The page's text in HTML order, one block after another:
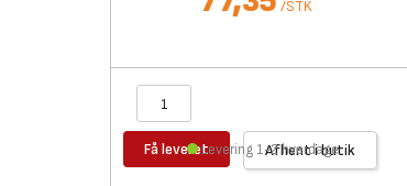
/STK
Få leveret Afhent i butik
Levering 1-2 hverdage